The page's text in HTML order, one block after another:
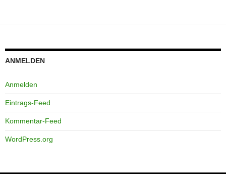
ANMELDEN
Anmelden
Eintrags-Feed
Kommentar-Feed
WordPress.org